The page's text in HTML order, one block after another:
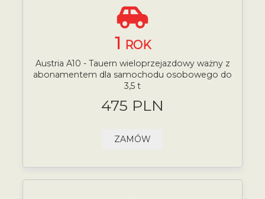
1 ROK
Austria A10 - Tauern wieloprzejazdowy ważny z
abonamentem dla samochodu osobowego do
3,5 t
475 PLN
ZAMÓW